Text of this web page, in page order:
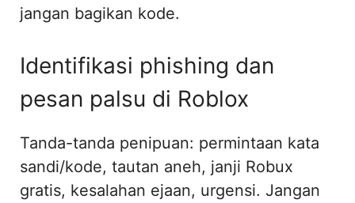
jangan bagikan kode.
Identifikasi phishing dan
pesan palsu di Roblox
Tanda-tanda penipuan: permintaan kata
sandi/kode, tautan aneh, janji Robux
gratis, kesalahan ejaan, urgensi. Jangan